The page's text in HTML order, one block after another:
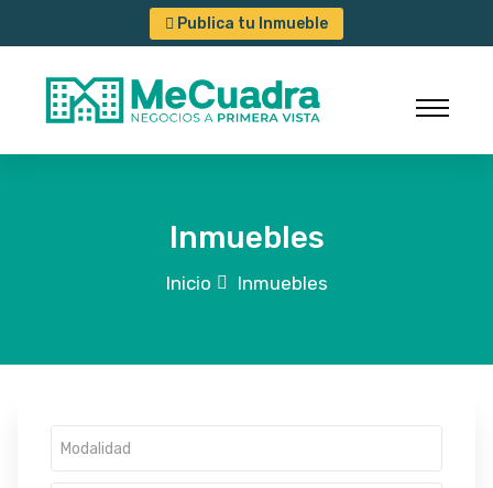
Publica tu Inmueble
Inmuebles
Inicio Inmuebles
Modalidad